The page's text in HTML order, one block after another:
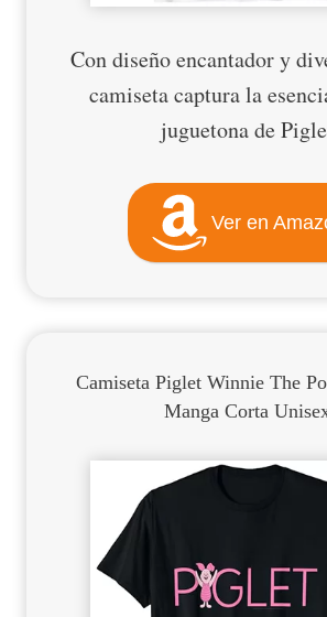
Con diseño encantador y
camiseta captura la
juguetona de
Ver en
Camiseta Piglet Winnie The
Manga Corta